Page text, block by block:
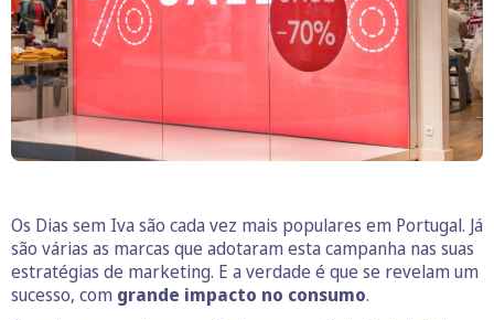
Os Dias sem Iva são cada vez mais populares em Portugal. Já
são várias as marcas que adotaram esta campanha nas suas
estratégias de marketing. E a verdade é que se revelam um
sucesso, com grande impacto no consumo.